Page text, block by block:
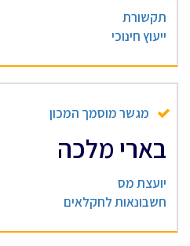
תקשורת
ייעוץ חינוכי
מגשר מוסמך המכון
בארי מלכה
יועצת מס
חשבונאות לחקלאים